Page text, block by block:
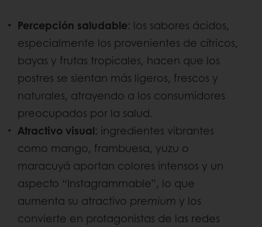
Percepción saludable: los sabores ácidos,
especialmente los provenientes de cítricos,
bayas y frutas tropicales, hacen que los
postres se sientan más ligeros, frescos y
naturales, atrayendo a los consumidores
preocupados por la salud.
Atractivo visual: ingredientes vibrantes
como mango, frambuesa, yuzu o
maracuyá aportan colores intensos y un
aspecto “Instagrammable”, lo que
aumenta su atractivo premium y los
convierte en protagonistas de las redes